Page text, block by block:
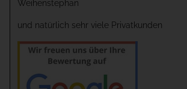
Weihenstephan
und natürlich sehr viele Privatkunden